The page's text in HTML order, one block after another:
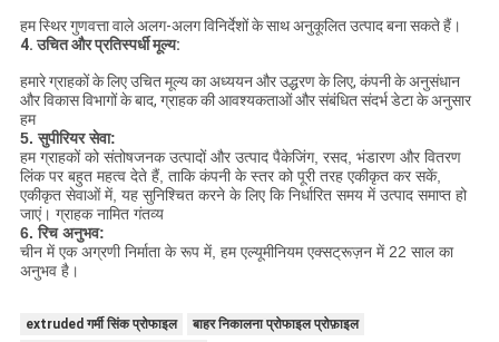
हम स्थिर गुणवत्ता वाले अलग-अलग विनिर्देशों के साथ अनुकूलित उत्पाद बना सकते हैं।
4. उचित और प्रतिस्पर्धी मूल्य:
हमारे ग्राहकों के लिए उचित मूल्य का अध्ययन और उद्धरण के लिए, कंपनी के अनुसंधान
और विकास विभागों के बाद, ग्राहक की आवश्यकताओं और संबंधित संदर्भ डेटा के अनुसार
हम
5. सुपीरियर सेवा:
हम ग्राहकों को संतोषजनक उत्पादों और उत्पाद पैकेजिंग, रसद, भंडारण और वितरण
लिंक पर बहुत महत्व देते हैं, ताकि कंपनी के स्तर को पूरी तरह एकीकृत कर सकें,
एकीकृत सेवाओं में, यह सुनिश्चित करने के लिए कि निर्धारित समय में उत्पाद समाप्त हो
जाएं। ग्राहक नामित गंतव्य
6. रिच अनुभव:
चीन में एक अग्रणी निर्माता के रूप में, हम एल्यूमीनियम एक्सट्रूज़न में 22 साल का
अनुभव है।
extruded गर्मी सिंक प्रोफाइल
बाहर निकालना प्रोफाइल प्रोफ़ाइल